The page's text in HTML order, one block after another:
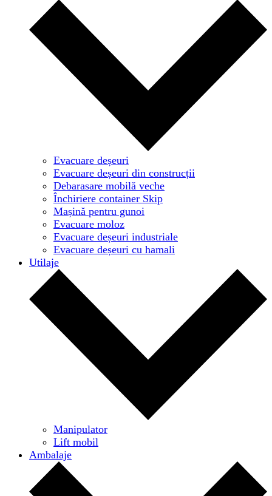
Evacuare deșeuri
Evacuare deșeuri din construcții
Debarasare mobilă veche
Închiriere container Skip
Mașină pentru gunoi
Evacuare moloz
Evacuare deșeuri industriale
Evacuare deșeuri cu hamali
Utilaje
Manipulator
Lift mobil
Ambalaje